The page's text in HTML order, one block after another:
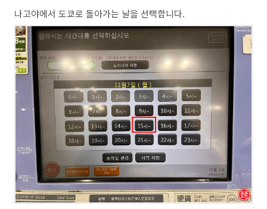
나고야에서 도쿄로 돌아가는 날을 선택합니다.